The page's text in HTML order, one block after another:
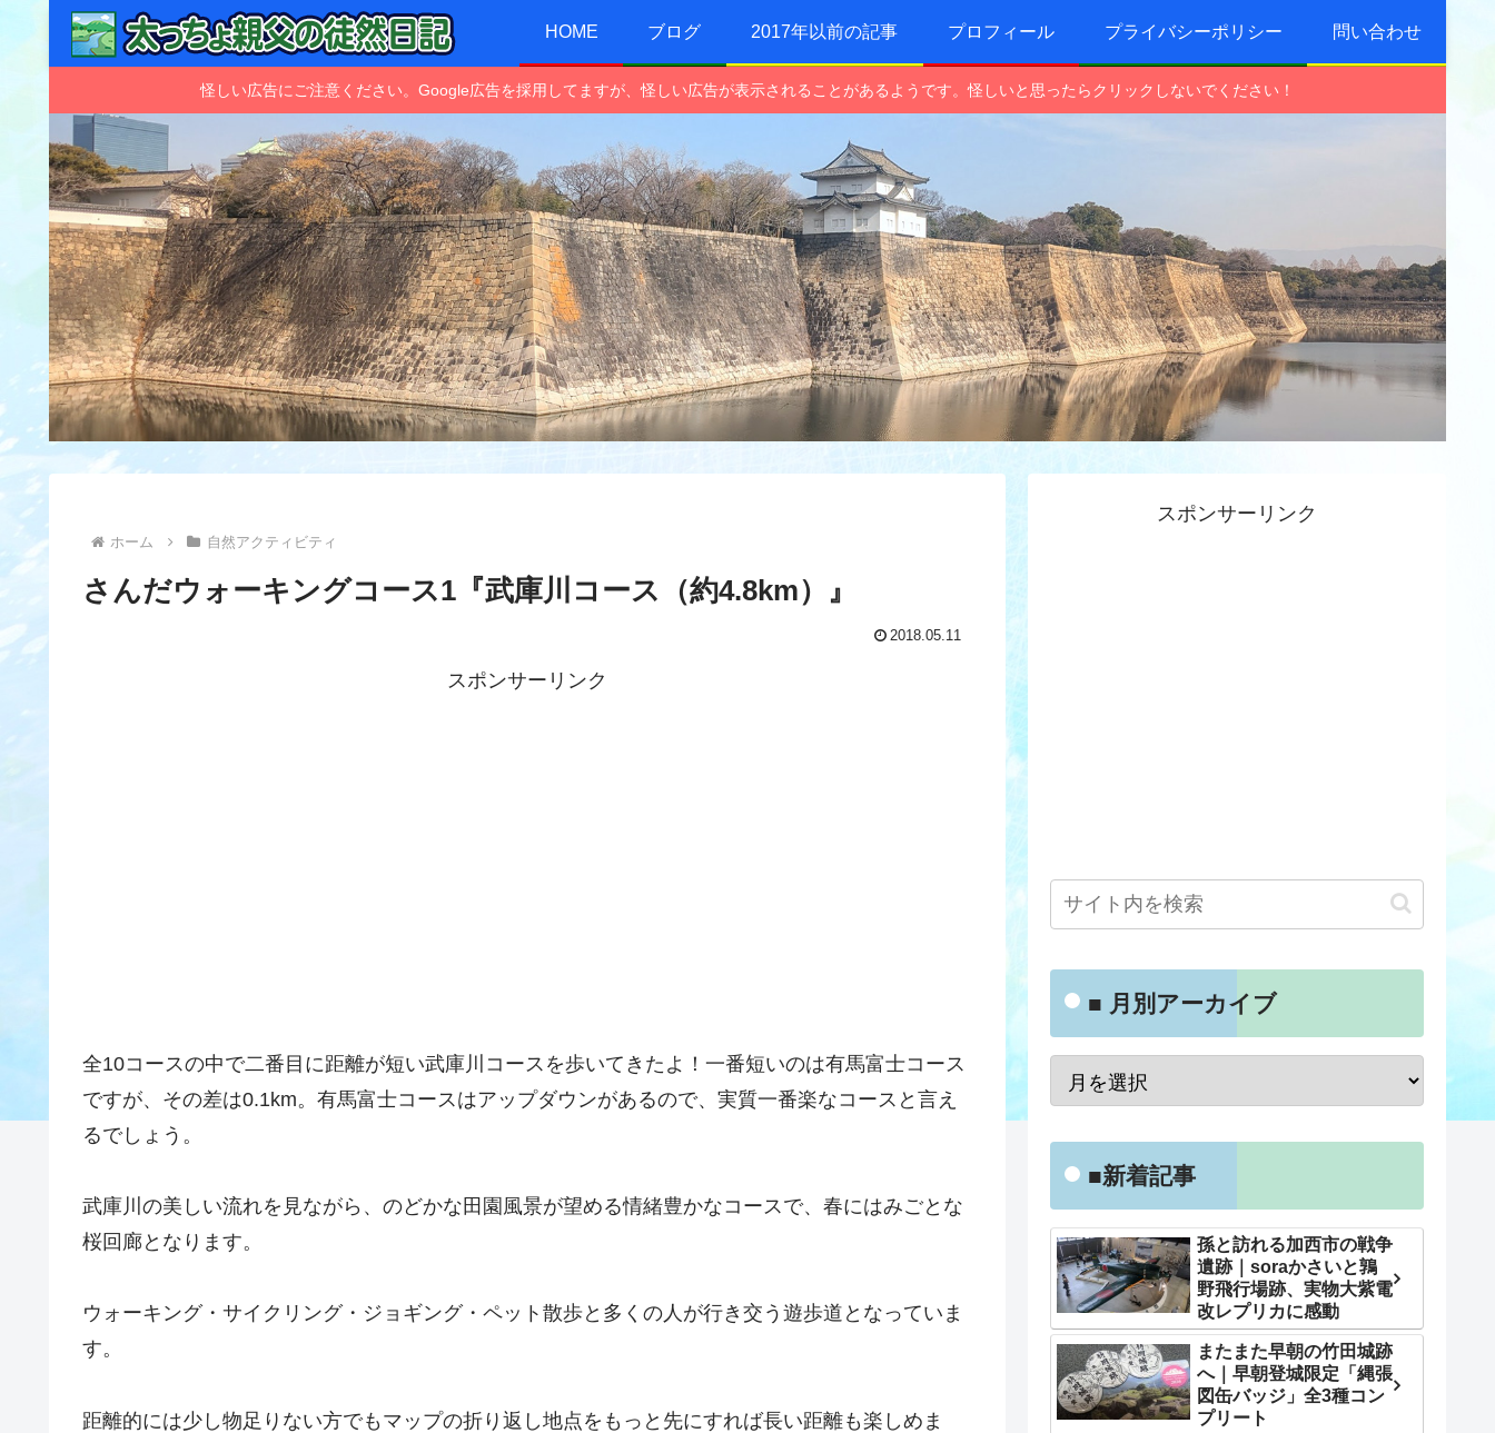
HOME ブログ 2017年以前の記事 プロフィール プライバシーポリシー 問い合わせ
怪しい広告にご注意ください。Google広告を採用してますが、怪しい広告が表示されることがあるようです。怪しいと思ったらクリックしないでください！
ホーム 自然アクティビティ
さんだウォーキングコース1『武庫川コース（約4.8km）』
2018.05.11
スポンサーリンク
全10コースの中で二番目に距離が短い武庫川コースを歩いてきたよ！一番短いのは有馬富士コース
ですが、その差は0.1km。有馬富士コースはアップダウンがあるので、実質一番楽なコースと言え
るでしょう。
武庫川の美しい流れを見ながら、のどかな田園風景が望める情緒豊かなコースで、春にはみごとな
桜回廊となります。
ウォーキング・サイクリング・ジョギング・ペット散歩と多くの人が行き交う遊歩道となっていま
す。
距離的には少し物足りない方でもマップの折り返し地点をもっと先にすれば長い距離も楽しめま
スポンサーリンク
■ 月別アーカイブ
■新着記事
孫と訪れる加西市の戦争
遺跡｜soraかさいと鶉
野飛行場跡、実物大紫電
改レプリカに感動
またまた早朝の竹田城跡
へ｜早朝登城限定「縄張
図缶バッジ」全3種コン
プリート